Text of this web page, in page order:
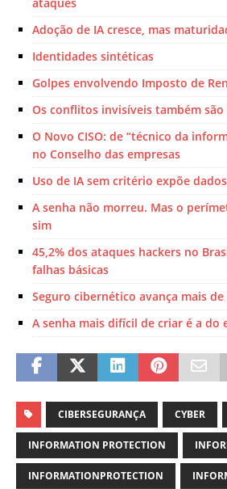
Adoção de IA cresce, mas
Identidades sintéticas
Golpes envolvendo Imposto de
Os conflitos invisíveis também
O Novo CISO: de “técnico da
no Conselho das empresas
Uso de IA sem critério expõe
A senha não morreu. Mas o
sim
45,2% dos ataques hackers no
falhas básicas
Seguro cibernético avança mais de
A senha mais difícil de criar é a do
CIBERSEGURANÇA CYBER
INFORMATION PROTECTION
INFORMATIONPROTECTION